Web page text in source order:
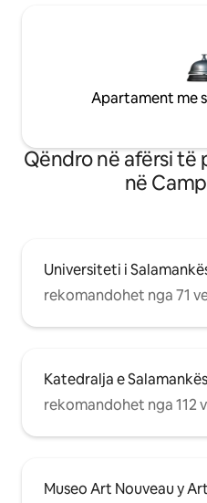
Apartament me
Qëndro në afërsi të
në
Universiteti i
rekomandohet nga 71
Katedralja e Salamankës
rekomandohet nga 112
Museo Art Nouveau y